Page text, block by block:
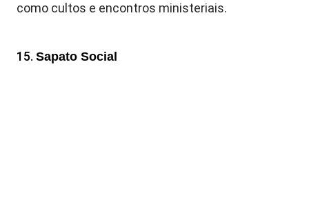
como cultos e encontros ministeriais.
15. Sapato Social